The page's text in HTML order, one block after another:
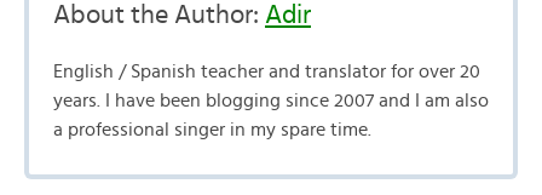
About the Author: Adir
English / Spanish teacher and translator for over 20
years. I have been blogging since 2007 and I am also
a professional singer in my spare time.